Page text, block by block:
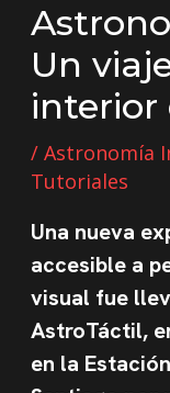
Un
interior
/ Astronomía
Tutoriales
Una nueva
accesible a
visual fue
AstroTáctil,
en la